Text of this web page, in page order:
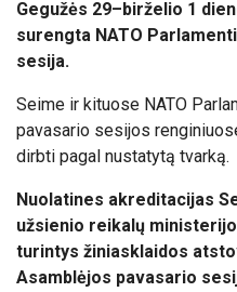
Gegužės 29–birželio 1
surengta NATO
sesija.
Seime ir kituose NATO
pavasario sesijos
dirbti pagal nustatytą tvarką.
Nuolatines akreditacijas
užsienio reikalų
turintys žiniasklaidos
Asamblėjos pavasario